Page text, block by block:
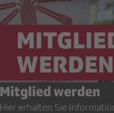
Mitglied werden
Hier erhalten Sie